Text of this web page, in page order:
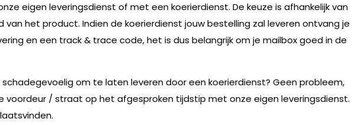
eigen leveringsdienst of met een koerierdienst. De keuze is afhankelijk van
het product. Indien de koerierdienst jouw bestelling zal leveren ontvang je
en een track & trace code, het is dus belangrijk om je mailbox goed in de
om te laten leveren door een koerierdienst? Geen probleem,
voordeur / straat op het afgesproken tijdstip met onze eigen leveringsdienst.